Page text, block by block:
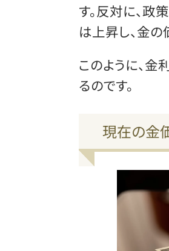
す。反対に、
は上昇し、金の
このように、
るのです。
現在の金